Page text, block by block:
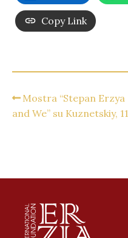
Copy Link
Mostra “Stepan Erzya
and We” su Kuznetskiy, 11